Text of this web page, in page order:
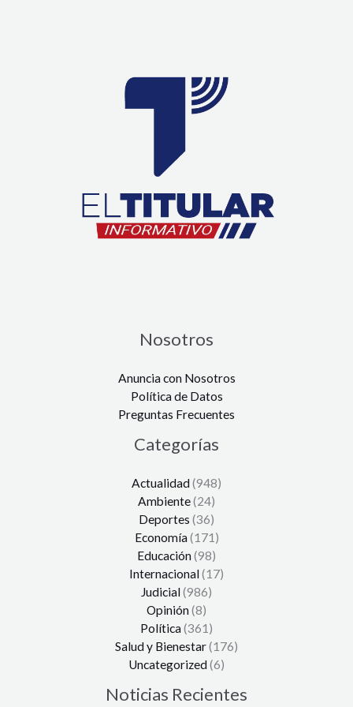
Nosotros
Anuncia con Nosotros
Política de Datos
Preguntas Frecuentes
Categorías
Actualidad(948)
Ambiente(24)
Deportes (36)
Economía(171)
Educación(98)
Internacional(17)
Judicial(986)
Opinión(8)
Política(361)
Salud y Bienestar(176)
Uncategorized(6)
Noticias Recientes